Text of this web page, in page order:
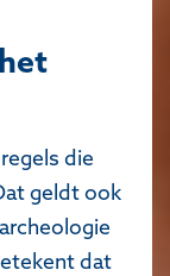
die
geldt ook
dat